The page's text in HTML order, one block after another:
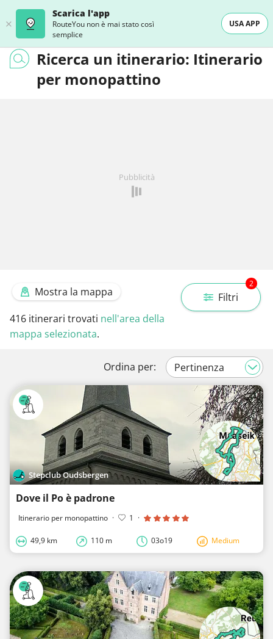
Scarica l'app
RouteYou non è mai stato così
semplice
USA APP
Ricerca un itinerario: Itinerario
per monopattino
Pubblicità
Filtri
2
Mostra la mappa
416 itinerari trovati nell'area della
mappa selezionata.
Ordina per:
Stepclub Oudsbergen
Dove il Po è padrone
Itinerario per monopattino · 1 ·
49,9 km 110 m 03o19 Medium